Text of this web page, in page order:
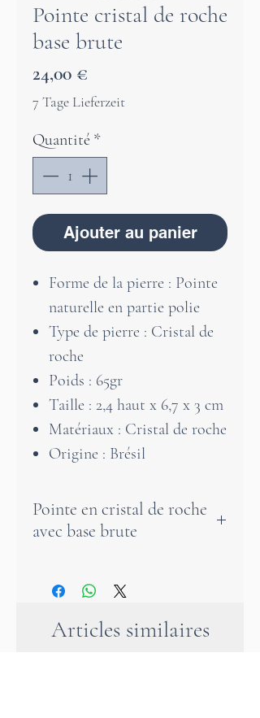
Pointe cristal de roche
base brute
24,00 €
7 Tage Lieferzeit
Quantité *
Ajouter au panier
Forme de la pierre : Pointe
naturelle en partie polie
Type de pierre : Cristal de
roche
Poids : 65gr
Taille : 2,4 haut x 6,7 x 3 cm
Matériaux : Cristal de roche
Origine : Brésil
Pointe en cristal de roche
avec base brute
cristal de roche transparente
avec inclusions. Sa base reste
brute pour plus authenticité.
Articles similaires